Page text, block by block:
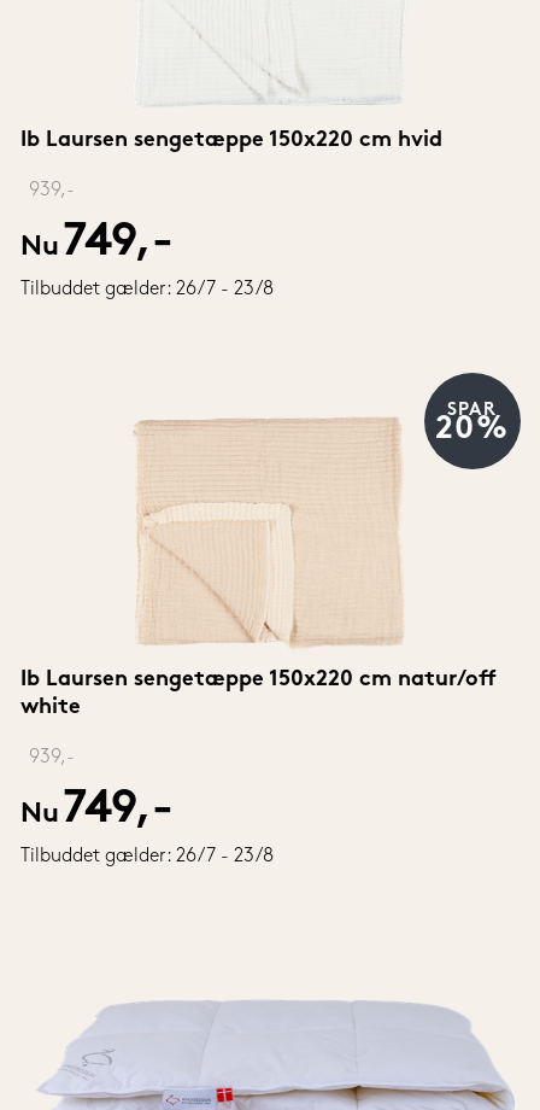
Ib Laursen sengetæppe 150x220 cm hvid
939,-
Nu 749,-
Tilbuddet gælder: 26/7 - 23/8
Ib Laursen sengetæppe 150x220 cm natur/off
white
939,-
Nu 749,-
Tilbuddet gælder: 26/7 - 23/8
SPAR
20%